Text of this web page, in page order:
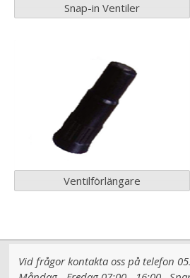
Snap-in Ventiler
Ventilförlängare
Vid frågor kontakta oss på telefon